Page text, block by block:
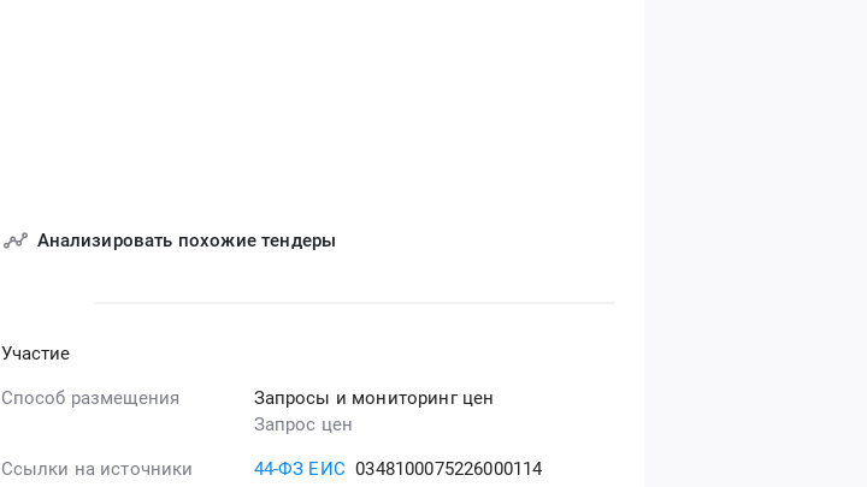
Анализировать похожие тендеры
Участие
Способ размещения
Запросы и мониторинг цен
Запрос цен
Ссылки на источники 44-ФЗ ЕИС 0348100075226000114